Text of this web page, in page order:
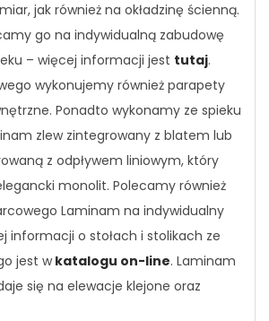
jak również na okładzinę ścienną.
go na indywidualną zabudowę
– więcej informacji jest tutaj.
wykonujemy również parapety
Ponadto wykonamy ze spieku
zlew zintegrowany z blatem lub
z odpływem liniowym, który
monolit. Polecamy również
Laminam na indywidualny
informacji o stołach i stolikach ze
jest wkatalogu on-line. Laminam
się na elewacje klejone oraz